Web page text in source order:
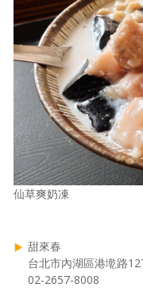
仙草爽奶凍
甜來春
台北市內湖區港墘路
02-2657-8008